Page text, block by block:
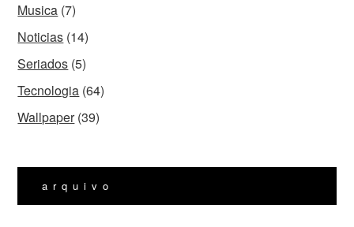
Musica (7)
Noticias (14)
Seriados (5)
Tecnologia (64)
Wallpaper(39)
arquivo